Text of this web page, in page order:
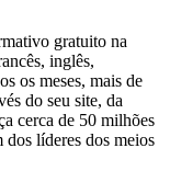
gratuito na
inglês,
os meses, mais de
do seu site, da
cerca de 50 milhões
dos líderes dos meios